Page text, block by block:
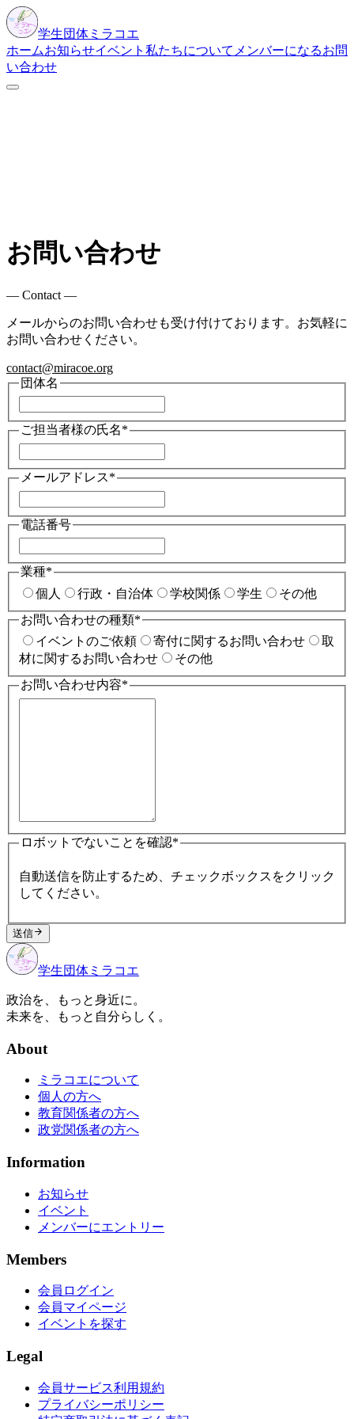
学生団体 ミラコエ
ホームお知らせイベント 私たちについて メンバーになるお問
い合わせ
お問い合わせ
― Contact ―
メールからのお問い合わせも受け付けております。お気軽に
お問い合わせください。
contact@miracoe.org
団体名
ご担当者様の氏名*
メールアドレス*
電話番号
業種*
個人
行政・自治体 学校関係 学生
その他
お問い合わせの種類*
イベントのご依頼
寄付に関するお問い合わせ
取
材に関するお問い合わせ
その他
お問い合わせ内容*
ロボットでないことを確認*
自動送信を防止するため、チェックボックスをクリック
してください。
送信
学生団体 ミラコエ
政治を、もっと身近に。
未来を、もっと自分らしく。
About
ミラコエについて
個人の方へ
教育関係者の方へ
政党関係者の方へ
Information
お知らせ
イベント
メンバーにエントリー
Members
会員ログイン
会員マイページ
イベントを探す
Legal
会員サービス利用規約
プライバシーポリシー